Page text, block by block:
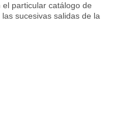
el particular catálogo de
sucesivas salidas de la